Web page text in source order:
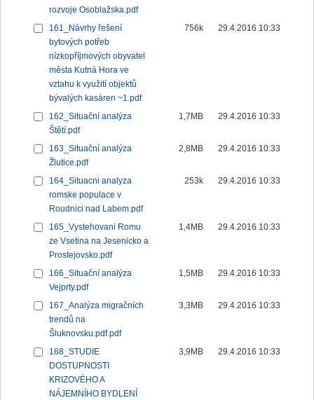
rozvoje Osoblažska.pdf
161_Návrhy řešení
bytových potřeb
nízkopříjmových obyvatel
města Kutná Hora ve
vztahu k využití objektů
bývalých kasáren ~1.pdf
756k 29.4.2016 10:33
162_Situační analýza
Štětí.pdf
1,7MB 29.4.2016 10:33
163_Situační analýza
Žlutice.pdf
2,8MB 29.4.2016 10:33
164_Situacni analyza
romske populace v
Roudnici nad Labem.pdf
253k 29.4.2016 10:33
165_Vystehovani Romu
ze Vsetina na Jesenicko a
Prostejovsko.pdf
1,4MB 29.4.2016 10:33
166_Situační analýza
Vejprty.pdf
1,5MB 29.4.2016 10:33
167_Analýza migračních
trendů na
Šluknovsku.pdf.pdf
3,3MB 29.4.2016 10:33
168_STUDIE
DOSTUPNOSTI
KRIZOVÉHO A
NÁJEMNÍHO BYDLENÍ
3,9MB 29.4.2016 10:33